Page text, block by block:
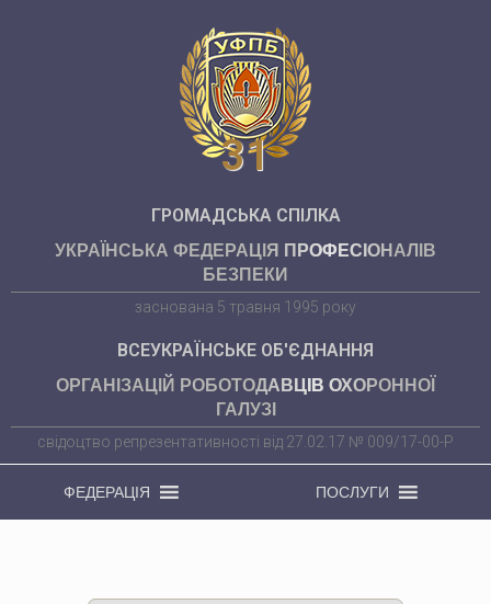
31
ГРОМАДСЬКА СПІЛКА
УКРАЇНСЬКА ФЕДЕРАЦІЯ ПРОФЕСІОНАЛІВ
БЕЗПЕКИ
заснована 5 травня 1995 року
ВСЕУКРАЇНСЬКЕ ОБ'ЄДНАННЯ
ОРГАНІЗАЦІЙ РОБОТОДАВЦІВ ОХОРОННОЇ
ГАЛУЗІ
свідоцтво репрезентативності від 27.02.17 № 009/17-00-Р
ФЕДЕРАЦІЯ ПОСЛУГИ